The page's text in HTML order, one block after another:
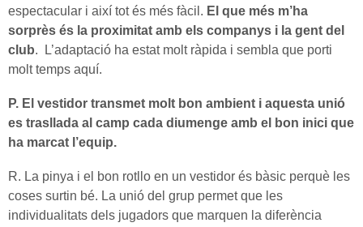
espectacular i així tot és més fàcil. El que més m’ha
sorprès és la proximitat amb els companys i la gent del
club. L’adaptació ha estat molt ràpida i sembla que porti
molt temps aquí.
P. El vestidor transmet molt bon ambient i aquesta unió
es trasllada al camp cada diumenge amb el bon inici que
ha marcat l’equip.
R. La pinya i el bon rotllo en un vestidor és bàsic perquè les
coses surtin bé. La unió del grup permet que les
individualitats dels jugadors que marquen la diferència